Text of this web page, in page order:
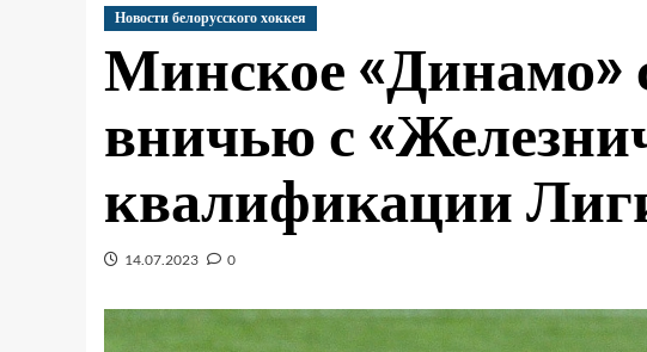
Новости белорусского хоккея
Минское «Динамо»
вничью с
квалификации
14.07.2023 0